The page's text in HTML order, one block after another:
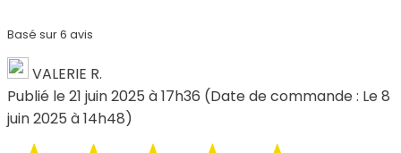
Basé sur 6 avis
VALERIE R.
Publié le 21 juin 2025 à 17h36 (Date de commande : Le 8
juin 2025 à 14h48)